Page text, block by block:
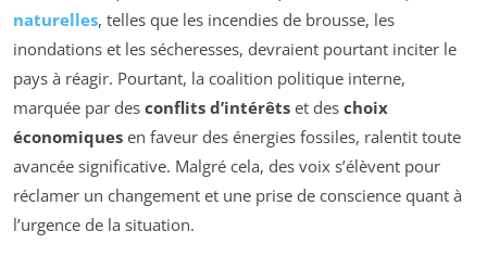
naturelles, telles que les incendies de brousse, les
inondations et les sécheresses, devraient pourtant inciter le
pays à réagir. Pourtant, la coalition politique interne,
marquée par des conflits d’intérêts et des choix
économiques en faveur des énergies fossiles, ralentit toute
avancée significative. Malgré cela, des voix s’élèvent pour
réclamer un changement et une prise de conscience quant à
l’urgence de la situation.